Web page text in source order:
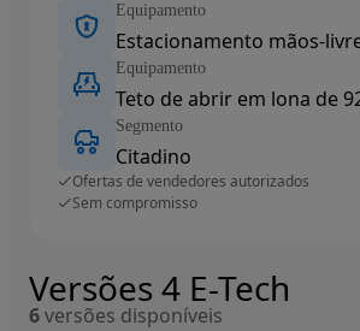
Equipamento
Estacionamento mãos-
Equipamento
Teto de abrir em lona de
Segmento
Citadino
Ofertas de vendedores autorizados
Sem compromisso
Versões 4 E-Tech
6versões disponíveis